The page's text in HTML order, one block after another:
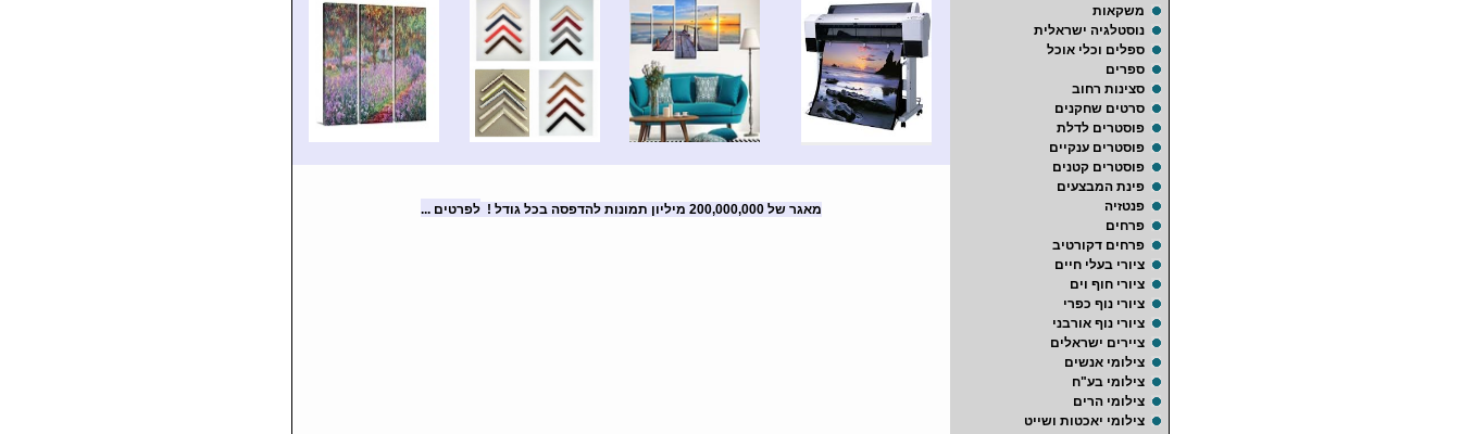
משקאות
נוסטלגיה ישראלית
ספלים וכלי אוכל
ספרים
סצינות רחוב
סרטים שחקנים
פוסטרים לדלת
פוסטרים ענקיים
פוסטרים קטנים
פינת המבצעים
פנטזיה
פרחים
פרחים דקורטיב
ציורי בעלי חיים
ציורי חוף וים
ציורי נוף כפרי
ציורי נוף אורבני
ציירים ישראלים
צילומי אנשים
צילומי בע"ח
צילומי הרים
צילומי יאכטות ושייט
מאגר של 200,000,000 מיליון תמונות להדפסה בכל גודל ! לפרטים ...